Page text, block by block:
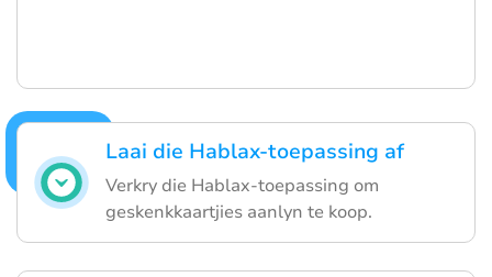
Laai die Hablax-toepassing af
Verkry die Hablax-toepassing om
geskenkkaartjies aanlyn te koop.